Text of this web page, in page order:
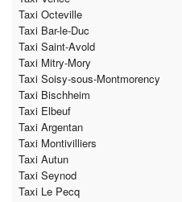
Taxi Octeville
Taxi Bar-le-Duc
Taxi Saint-Avold
Taxi Mitry-Mory
Taxi Soisy-sous-Montmorency
Taxi Bischheim
Taxi Elbeuf
Taxi Argentan
Taxi Montivilliers
Taxi Autun
Taxi Seynod
Taxi Le Pecq